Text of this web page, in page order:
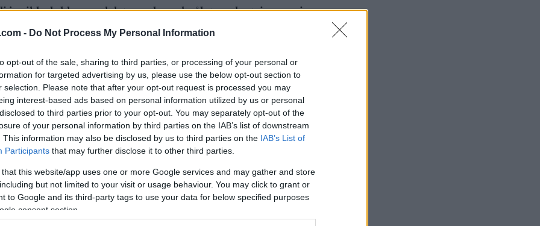
- Do Not Process My Personal Information
opt-out of the sale, sharing to third parties, or processing of your personal or
for targeted advertising by us, please use the below opt-out section to
selection. Please note that after your opt-out request is processed you may
interest-based ads based on personal information utilized by us or personal
to third parties prior to your opt-out. You may separately opt-out of the
of your personal information by third parties on the IAB’s list of downstream
This information may also be disclosed by us to third parties on the IAB’s List of
Participants that may further disclose it to other third parties.
that this website/app uses one or more Google services and may gather and store
but not limited to your visit or usage behaviour. You may click to grant or
to Google and its third-party tags to use your data for below specified purposes
consent section.
ikke lykkes med det som hovedmålet med satsingen, sier
skjul på at vi heller skulle vært på IBU-Cupen i Idre denne
to som gjorde det veldig bra, men vi jubler ikke veldig
det bra når vi først er her.
på Gålå
bekreftelse på at han har truffet med den fysiske
på i det siste.
annet ekstreme mengder. De siste ukene har han vært